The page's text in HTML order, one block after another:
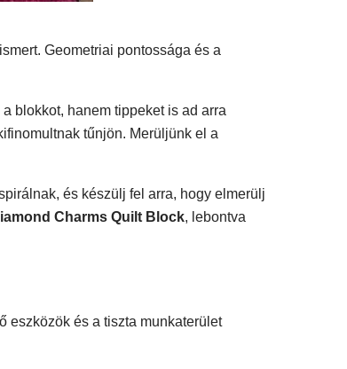
Geometriai pontossága és a
blokkot, hanem tippeket is ad arra
tűnjön. Merüljünk el a
és készülj fel arra, hogy elmerülj
Charms Quilt Block, lebontva
eszközök és a tiszta munkaterület